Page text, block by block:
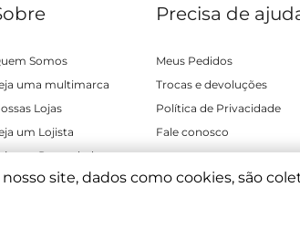
site, dados como cookies, são
Somos
uma multimarca
Lojas
um Lojista
um Revendedor
Precisa de
Meus Pedidos
Trocas e devoluções
Política de Privacidade
Fale conosco